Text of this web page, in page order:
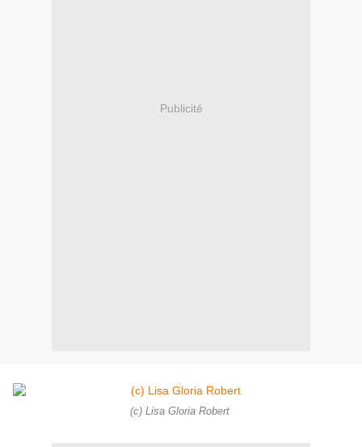
Publicité
(c) Lisa Gloria Robert